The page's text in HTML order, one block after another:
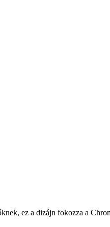
ez a dizájn fokozza a